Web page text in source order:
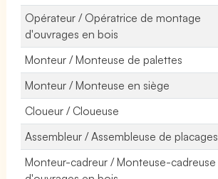
Opérateur / Opératrice de montage
d'ouvrages en bois
Monteur / Monteuse de palettes
Monteur / Monteuse en siège
Cloueur / Cloueuse
Assembleur / Assembleuse de placages
Monteur-cadreur / Monteuse-cadreuse